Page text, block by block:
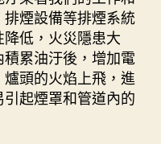
煙設備等排煙系統
低，火災隱患大
累油汙後，增加電
頭的火焰上飛，進
起煙罩和管道內的